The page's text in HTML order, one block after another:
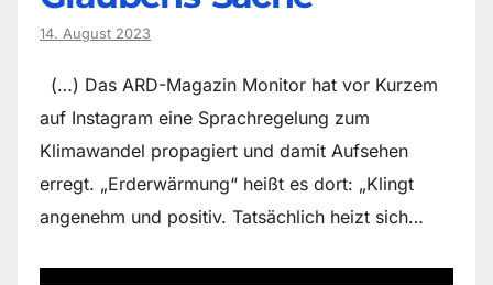
14. August 2023
(…) Das ARD-Magazin Monitor hat vor Kurzem
auf Instagram eine Sprachregelung zum
Klimawandel propagiert und damit Aufsehen
erregt. „Erderwärmung“ heißt es dort: „Klingt
angenehm und positiv. Tatsächlich heizt sich…